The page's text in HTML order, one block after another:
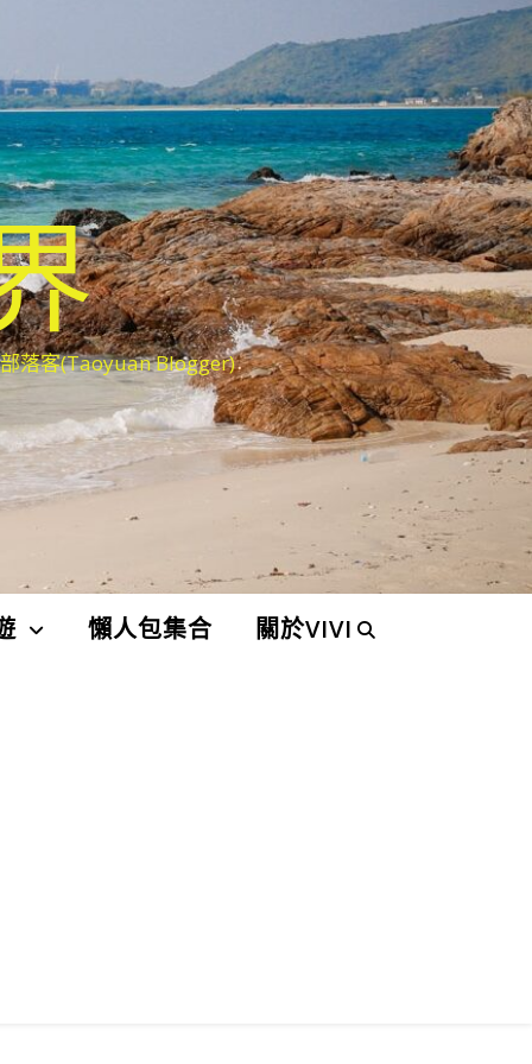
落客(Taoyuan Blogger)
懶人包集合 關於VIVI